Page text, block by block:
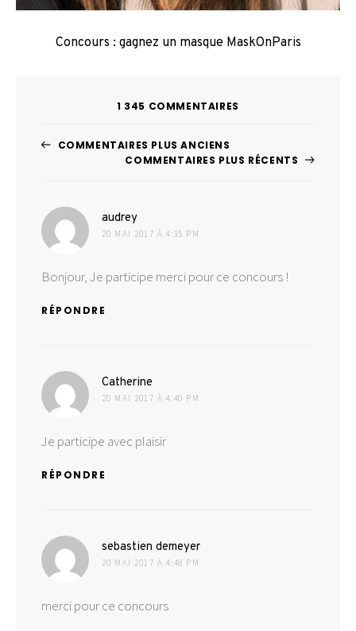
Concours : gagnez un masque MaskOnParis
1 345 COMMENTAIRES
Navigation
les
commentaires
COMMENTAIRES PLUS ANCIENS
COMMENTAIRES PLUS RÉCENTS
audrey
20 MAI 2017 À 4:35 PM
Bonjour, Je participe merci pour ce concours !
RÉPONDRE
Catherine
20 MAI 2017 À 4:40 PM
Je participe avec plaisir
RÉPONDRE
sebastien demeyer
20 MAI 2017 À 4:48 PM
merci pour ce concours